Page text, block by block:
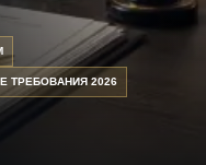
ТРЕБОВАНИЯ 2026